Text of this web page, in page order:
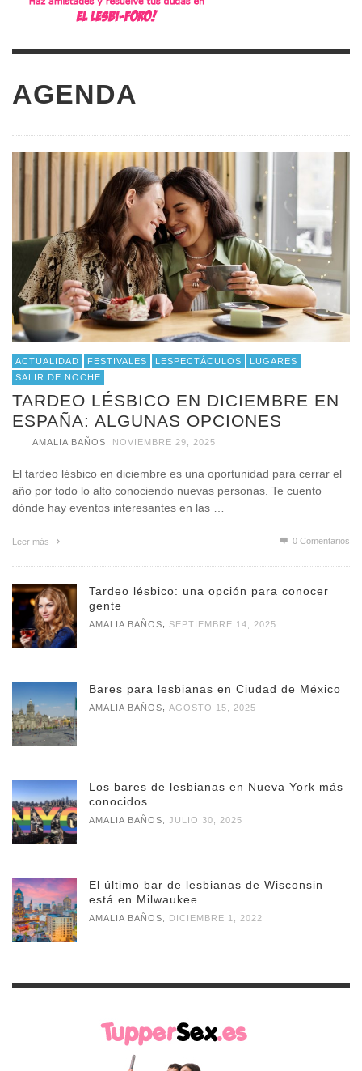
AGENDA
ACTUALIDAD FESTIVALES LESPECTÁCULOS
LUGARES
SALIR DE NOCHE
TARDEO LÉSBICO EN DICIEMBRE EN
ESPAÑA: ALGUNAS OPCIONES
AMALIA BAÑOS, NOVIEMBRE 29, 2025
El tardeo lésbico en diciembre es una oportunidad para cerrar el
año por todo lo alto conociendo nuevas personas. Te cuento
dónde hay eventos interesantes en las …
Leer más 0 Comentarios
Tardeo lésbico: una opción para conocer
gente
AMALIA BAÑOS SEPTIEMBRE 14, 2025
Bares para lesbianas en Ciudad de México
AMALIA BAÑOS AGOSTO 15, 2025
Los bares de lesbianas en Nueva York más
conocidos
AMALIA BAÑOS JULIO 30, 2025
El último bar de lesbianas de Wisconsin
está en Milwaukee
AMALIA BAÑOS DICIEMBRE 1, 2022